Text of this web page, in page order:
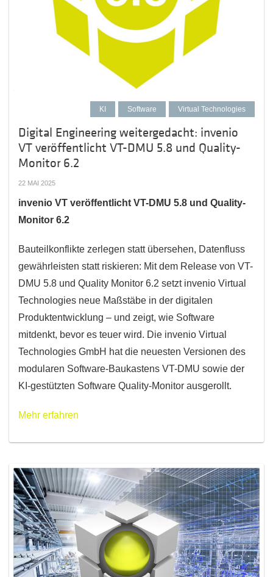
KI Software Virtual Technologies
Digital Engineering weitergedacht: invenio
VT veröffentlicht VT-DMU 5.8 und Quality-
Monitor 6.2
22 MAI 2025
invenio VT veröffentlicht VT-DMU 5.8 und Quality-
Monitor 6.2
Bauteilkonflikte zerlegen statt übersehen, Datenfluss
gewährleisten statt riskieren: Mit dem Release von VT-
DMU 5.8 und Quality Monitor 6.2 setzt invenio Virtual
Technologies neue Maßstäbe in der digitalen
Produktentwicklung – und zeigt, wie Software
mitdenkt, bevor es teuer wird. Die invenio Virtual
Technologies GmbH hat die neuesten Versionen des
modularen Software-Baukastens VT-DMU sowie der
KI-gestützten Software Quality-Monitor ausgerollt.
Mehr erfahren